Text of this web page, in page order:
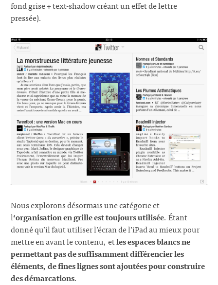
fond grise + text-shadow créant un effet de lettre
pressée).
Nous explorons désormais une catégorie et
l‘organisation en grille est toujours utilisée. Étant
donné qu’il faut utiliser l’écran de l’iPad au mieux pour
mettre en avant le contenu, etles espaces blancs ne
permettant pas de suffisamment différencier les
éléments, de fines lignes sont ajoutées pour construire
des démarcations.